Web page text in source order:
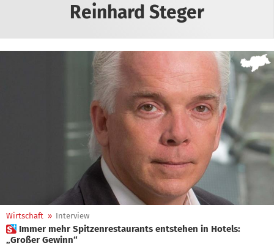
Reinhard Steger
Wirtschaft » Interview
 Immer mehr Spitzenrestaurants entstehen in Hotels:
„Großer Gewinn“